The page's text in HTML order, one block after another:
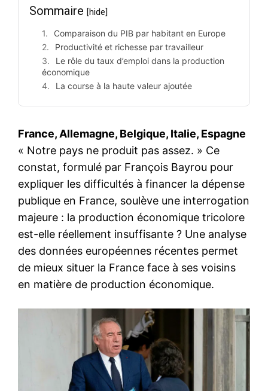
Sommaire [hide]
Comparaison du PIB par habitant en Europe
Productivité et richesse par travailleur
Le rôle du taux d’emploi dans la production
économique
La course à la haute valeur ajoutée
France, Allemagne, Belgique, Italie, Espagne
« Notre pays ne produit pas assez. » Ce
constat, formulé par François Bayrou pour
expliquer les difficultés à financer la dépense
publique en France, soulève une interrogation
majeure : la production économique tricolore
est-elle réellement insuffisante ? Une analyse
des données européennes récentes permet
de mieux situer la France face à ses voisins
en matière de production économique.